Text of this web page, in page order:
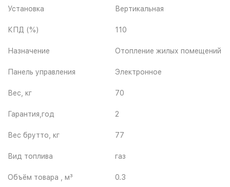
Установка Вертикальная
КПД (%) 110
Назначение Отопление жилых помещений
Панель управления Электронное
Вес, кг 70
Гарантия,год 2
Вес брутто, кг 77
Вид топлива газ
Объём товара , м³ 0.3